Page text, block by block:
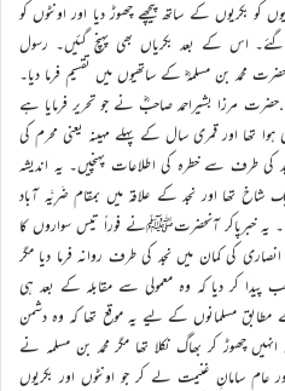
بکریوں کے ساتھ پیچھے چھوڑ دیا اور اونٹوں کو
اس کے بعد بکریاں بھی پہنچ گئیں۔ رسول
بن مسلمہؓ کے ساتھیوں میں تقسیم فرما دیا۔
مرزا بشیراحمد صاحبؓ نے جو تحریر فرمایا ہے
تھا اور قمری سال کے پہلے مہینہ یعنی محرم کی
کی طرف سے خطرہ کی اطلاعات پہنچیں۔ یہ اندیشہ
شاخ تھا اور نجد کے علاقہ میں بمقام ضَرِيَّہ آباد
یہ خبرپاکر آنحضرتﷺنے فوراً تیس سواروں کا
کی کمان میں نجد کی طرف روانہ فرما دیا مگر
پیدا کر دیا کہ وہ معمولی سے مقابلہ کے بعد ہی
مسلمانوں کے لیے یہ موقع تھا کہ وہ دشمن
چھوڑ کر بھاگ نکلا تھا مگر محمد بن مسلمہ نے
عام سامانِ غنیمت لے کر جو اونٹوں اور بکریوں